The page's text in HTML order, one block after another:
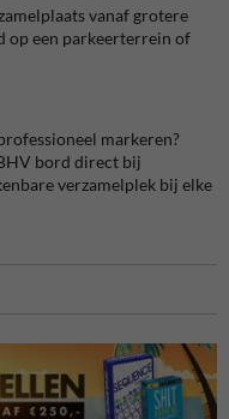
vanaf grotere
op een parkeerterrein of
markeren?
bord direct bij
verzamelplek bij elke